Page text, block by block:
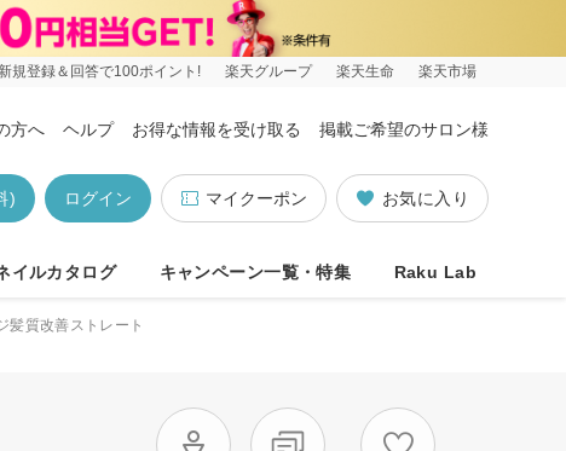
新規登録＆回答で100ポイント! 楽天グループ 楽天生命 楽天市場
方へ ヘルプ お得な情報を受け取る 掲載ご希望のサロン様
お気に入り
マイクーポン
ログイン
)
イルカタログ キャンペーン一覧・特集 Raku Lab
髪質改善ストレート